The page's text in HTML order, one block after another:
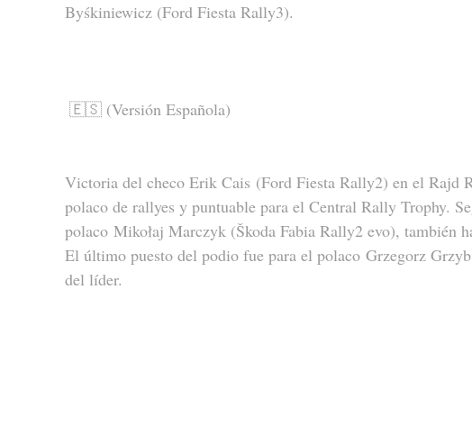
Byśkiniewicz (Ford Fiesta Rally3).
🇪🇸 (Versión Española)
Victoria del checo Erik Cais (Ford Fiesta Rally2) en el Rajd
polaco de rallyes y puntuable para el Central Rally Trophy.
polaco Mikołaj Marczyk (Škoda Fabia Rally2 evo), también
El último puesto del podio fue para el polaco Grzegorz
del líder.